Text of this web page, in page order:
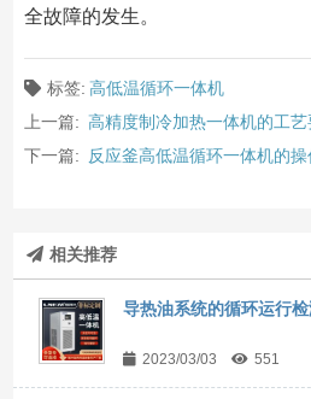
全故障的发生。
标签: 高低温循环一体机
上一篇: 高精度制冷加热一体机的工
下一篇:
反应釜高低温循环一体机的
相关推荐
导热油系统的循环运行检
2023/03/03 551